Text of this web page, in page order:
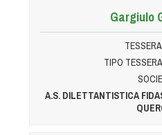
Gargiulo
TESSERA
TIPO TESSERA
A.S. DILETTANTISTICA